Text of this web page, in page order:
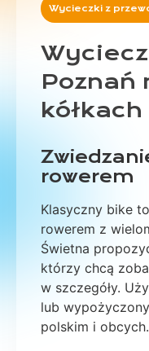
Wycieczki z
Poznań
kółkach
rowerem
Klasyczny bike
rowerem z
Świetna
którzy chcą
w szczegóły.
lub
polskim i obcych.